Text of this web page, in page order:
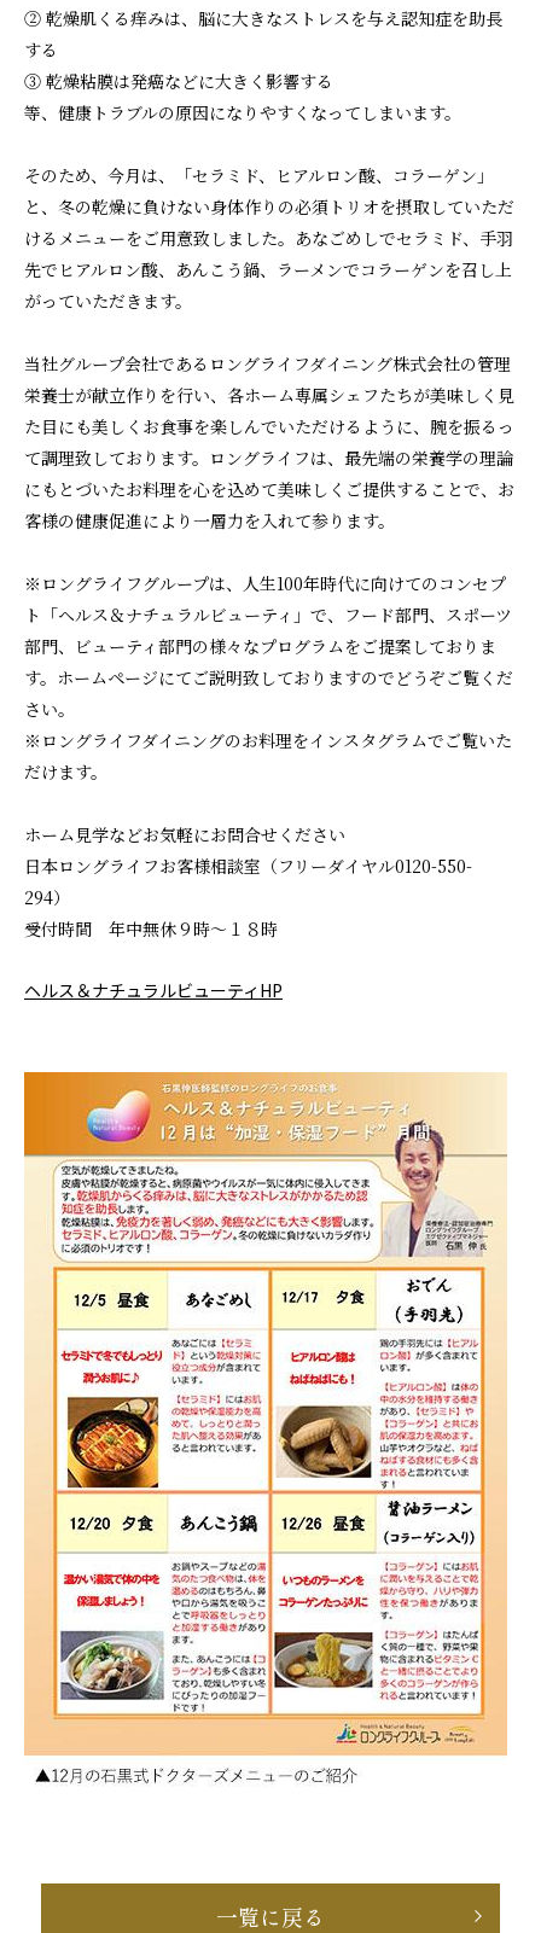
② 乾燥肌くる痒みは、脳に大きなストレスを与え認知症を助長
する
③ 乾燥粘膜は発癌などに大きく影響する
等、健康トラブルの原因になりやすくなってしまいます。
そのため、今月は、「セラミド、ヒアルロン酸、コラーゲン」
と、冬の乾燥に負けない身体作りの必須トリオを摂取していただ
けるメニューをご用意致しました。あなごめしでセラミド、手羽
先でヒアルロン酸、あんこう鍋、ラーメンでコラーゲンを召し上
がっていただきます。
当社グループ会社であるロングライフダイニング株式会社の管理
栄養士が献立作りを行い、各ホーム専属シェフたちが美味しく見
た目にも美しくお食事を楽しんでいただけるように、腕を振るっ
て調理致しております。ロングライフは、最先端の栄養学の理論
にもとづいたお料理を心を込めて美味しくご提供することで、お
客様の健康促進により一層力を入れて参ります。
※ロングライフグループは、人生100年時代に向けてのコンセプ
ト「ヘルス＆ナチュラルビューティ」で、フード部門、スポーツ
部門、ビューティ部門の様々なプログラムをご提案しておりま
す。ホームページにてご説明致しておりますのでどうぞご覧くだ
さい。
※ロングライフダイニングのお料理をインスタグラムでご覧いた
だけます。
ホーム見学などお気軽にお問合せください
日本ロングライフお客様相談室（フリーダイヤル0120-550-
294）
受付時間 年中無休９時～１８時
ヘルス＆ナチュラルビューティHP
一覧に戻る